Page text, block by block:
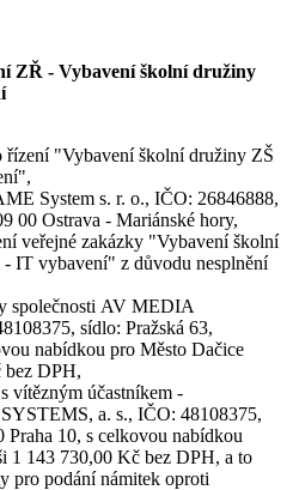
ZŘ - Vybavení školní družiny
řízení "Vybavení školní družiny ZŠ
System s. r. o., IČO: 26846888,
00 Ostrava - Mariánské hory,
veřejné zakázky "Vybavení školní
IT vybavení" z důvodu nesplnění
společnosti AV MEDIA
sídlo: Pražská 63,
nabídkou pro Město Dačice
bez DPH,
vítězným účastníkem -
a. s., IČO: 48108375,
Praha 10, s celkovou nabídkou
1 143 730,00 Kč bez DPH, a to
pro podání námitek oproti